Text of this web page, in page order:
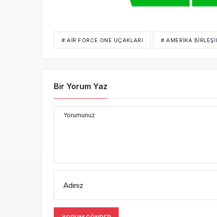
# AIR FORCE ONE UÇAKLARI # AMERIKA
Bir Yorum Yaz
Yorumunuz
Adınız